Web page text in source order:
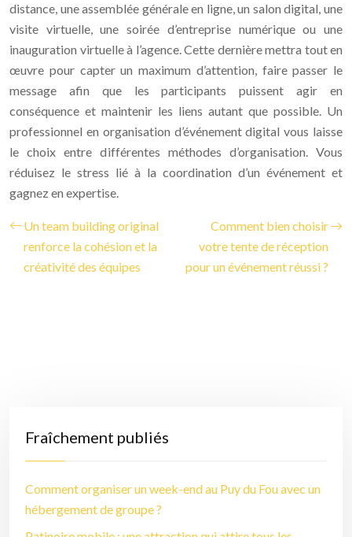
distance, une assemblée générale en ligne, un salon digital, une
visite virtuelle, une soirée d’entreprise numérique ou une
inauguration virtuelle à l’agence. Cette dernière mettra tout en
œuvre pour capter un maximum d’attention, faire passer le
message afin que les participants puissent agir en
conséquence et maintenir les liens autant que possible. Un
professionnel en organisation d’événement digital vous laisse
le choix entre différentes méthodes d’organisation. Vous
réduisez le stress lié à la coordination d’un événement et
gagnez en expertise.
Un team building original
renforce la cohésion et la
créativité des équipes
Comment bien choisir
votre tente de réception
pour un événement réussi ?
Fraîchement publiés
Comment organiser un week-end au Puy du Fou avec un
hébergement de groupe ?